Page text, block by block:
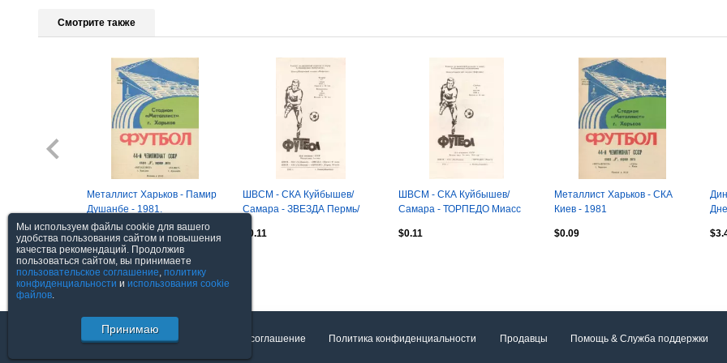
Смотрите также
Металлист Харьков - Памир
Душанбе - 1981.
$0.09
ШВСМ - СКА Куйбышев/
Самара - ЗВЕЗДА Пермь/
30.07.1989
$0.11
ШВСМ - СКА Куйбышев/
Самара - ТОРПЕДО Миасс
$0.11
Металлист Харьков - СКА
Киев - 1981
$0.09
Посмотреть все
О торговой площадке Пользовательское соглашение Политика конфиденциальности Продавцы Помощь & Служба поддержки
Мы используем файлы cookie для вашего
удобства пользования сайтом и повышения
качества рекомендаций. Продолжив
пользоваться сайтом, вы принимаете
пользовательское соглашение, политику
конфиденциальности и использования cookie
файлов.
Принимаю